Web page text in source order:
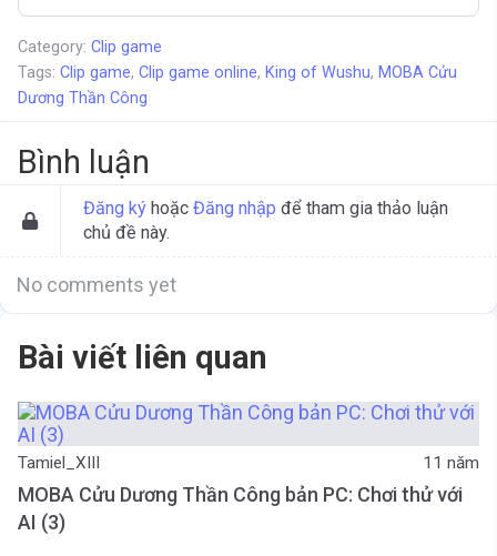
Category: Clip game
Tags: Clip game, Clip game online, King of Wushu, MOBA Cửu
Dương Thần Công
Bình luận
Đăng ký hoặc Đăng nhập để tham gia thảo luận
chủ đề này.
No comments yet
Bài viết liên quan
Tamiel_XIII 11 năm
MOBA Cửu Dương Thần Công bản PC: Chơi thử với
AI (3)